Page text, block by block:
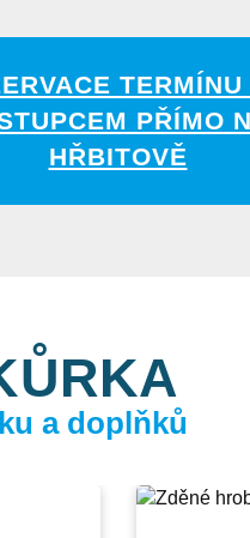
PŘÍMO
HŘBITOVĚ
a doplňků